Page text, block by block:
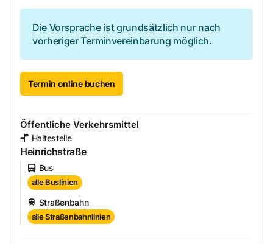
Die Vorsprache ist grundsätzlich nur nach
vorheriger Terminvereinbarung möglich.
Termin online buchen
Öffentliche Verkehrsmittel
Haltestelle
Heinrichstraße
Bus
alle Buslinien
Straßenbahn
alle Straßenbahnlinien